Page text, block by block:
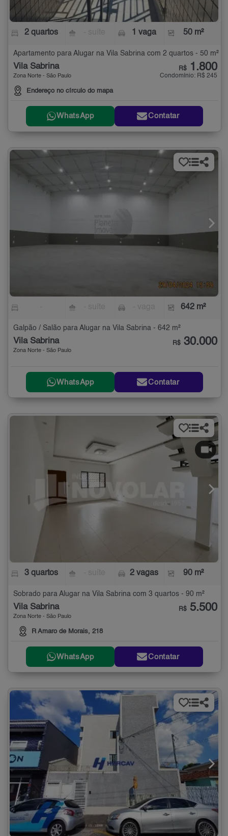
2 quartos 1 vaga 50 m²
Apartamento para Alugar na Vila Sabrina com 2 quartos - 50 m²
Vila Sabrina
Zona Norte - São Paulo
Endereço no círculo do mapa
R$ 1.800
Condomínio: R$ 245
WhatsApp Contatar
642 m²
Galpão / Salão para Alugar na Vila Sabrina - 642 m²
Vila Sabrina
Zona Norte - São Paulo
R$ 30.000
WhatsApp Contatar
3 quartos 2 vagas 90 m²
Sobrado para Alugar na Vila Sabrina com 3 quartos - 90 m²
Vila Sabrina
Zona Norte - São Paulo
R Amaro de Morais, 218
R$ 5.500
WhatsApp Contatar